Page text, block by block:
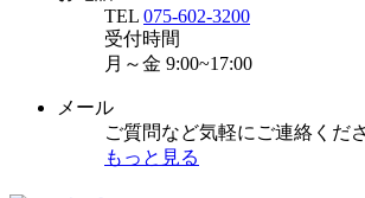
TEL 075-602-3200
受付時間
月～金 9:00~17:00
メール
ご質問など気軽にご連絡くだ
もっと見る